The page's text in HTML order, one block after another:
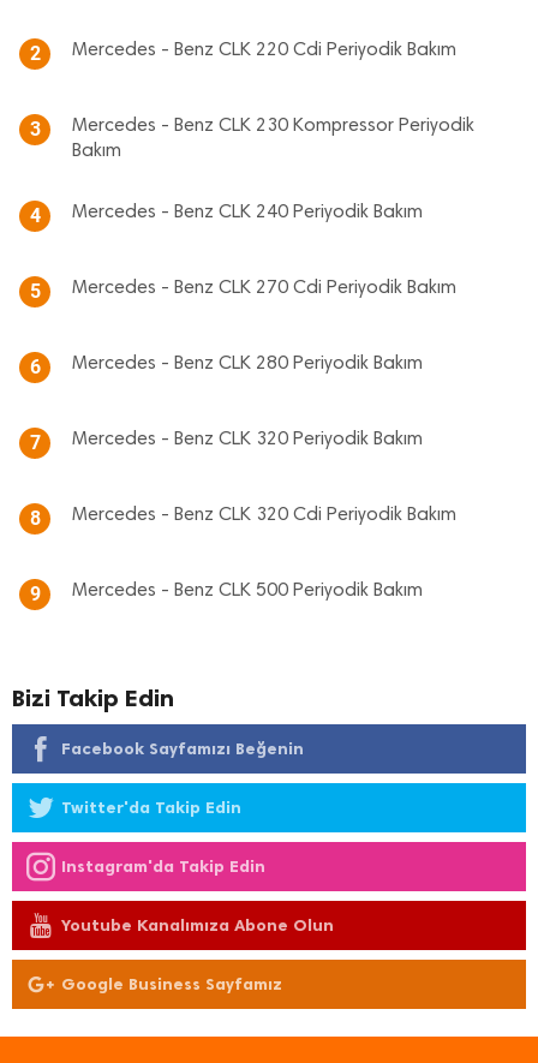
2 Mercedes - Benz CLK 220 Cdi Periyodik Bakım
3
Mercedes - Benz CLK 230 Kompressor Periyodik
Bakım
4 Mercedes - Benz CLK 240 Periyodik Bakım
5 Mercedes - Benz CLK 270 Cdi Periyodik Bakım
6 Mercedes - Benz CLK 280 Periyodik Bakım
7 Mercedes - Benz CLK 320 Periyodik Bakım
8 Mercedes - Benz CLK 320 Cdi Periyodik Bakım
9 Mercedes - Benz CLK 500 Periyodik Bakım
Bizi Takip Edin
Facebook Sayfamızı Beğenin
Twitter'da Takip Edin
Instagram'da Takip Edin
Youtube Kanalımıza Abone Olun
Google Business Sayfamız